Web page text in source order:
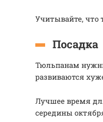
Учитывайте, что
Посадка
Тюльпанам
развиваются
Лучшее время
середины